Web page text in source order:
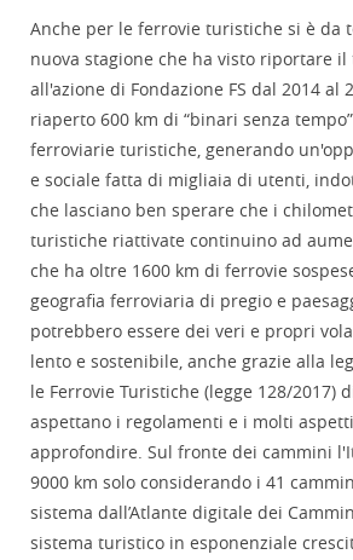
Anche per le ferrovie turistiche si è da
nuova stagione che ha visto riportare il
all'azione di Fondazione FS dal 2014 al
riaperto 600 km di “binari senza
ferroviarie turistiche, generando
e sociale fatta di migliaia di utenti,
che lasciano ben sperare che i
turistiche riattivate continuino ad
che ha oltre 1600 km di ferrovie
geografia ferroviaria di pregio e
potrebbero essere dei veri e propri
lento e sostenibile, anche grazie alla
le Ferrovie Turistiche (legge 128/2017)
aspettano i regolamenti e i molti
approfondire. Sul fronte dei cammini
9000 km solo considerando i 41
sistema dall’Atlante digitale dei
sistema turistico in esponenziale